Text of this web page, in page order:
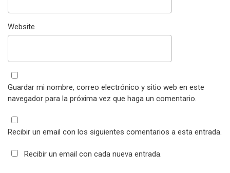
Website
Guardar mi nombre, correo electrónico y sitio web en este
navegador para la próxima vez que haga un comentario.
Recibir un email con los siguientes comentarios a esta entrada.
Recibir un email con cada nueva entrada.